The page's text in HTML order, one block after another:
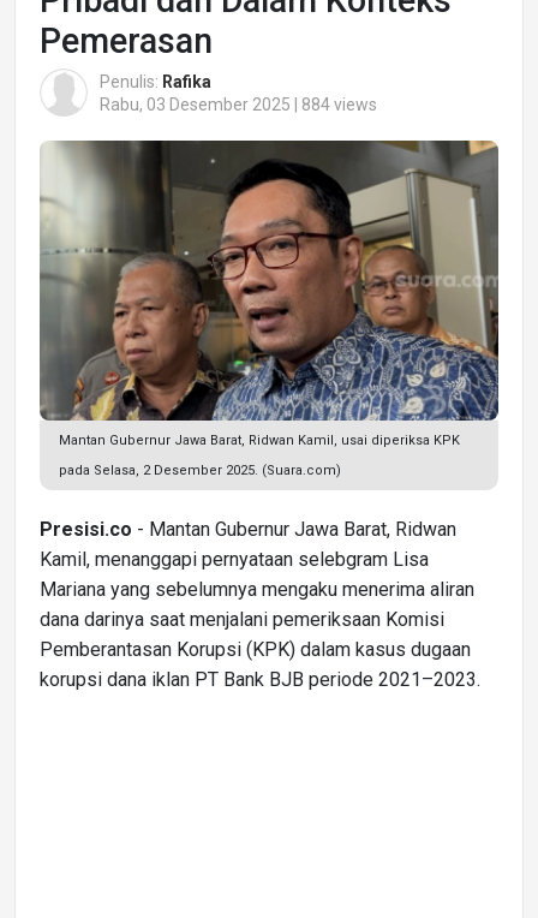
Pemerasan
Penulis: Rafika
Rabu, 03 Desember 2025 | 884 views
Mantan Gubernur Jawa Barat, Ridwan Kamil, usai diperiksa KPK
pada Selasa, 2 Desember 2025. (Suara.com)
Presisi.co - Mantan Gubernur Jawa Barat, Ridwan
Kamil, menanggapi pernyataan selebgram Lisa
Mariana yang sebelumnya mengaku menerima aliran
dana darinya saat menjalani pemeriksaan Komisi
Pemberantasan Korupsi (KPK) dalam kasus dugaan
korupsi dana iklan PT Bank BJB periode 2021–2023.